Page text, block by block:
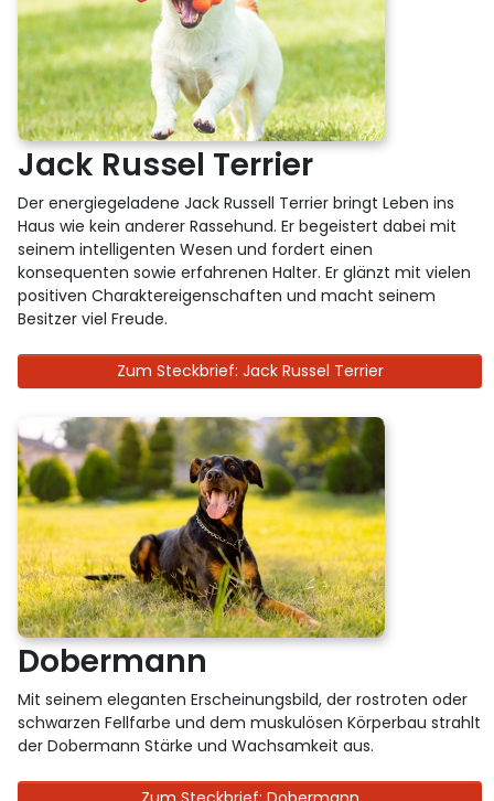
Jack Russel Terrier
Der energiegeladene Jack Russell Terrier bringt Leben ins
Haus wie kein anderer Rassehund. Er begeistert dabei mit
seinem intelligenten Wesen und fordert einen
konsequenten sowie erfahrenen Halter. Er glänzt mit vielen
positiven Charaktereigenschaften und macht seinem
Besitzer viel Freude.
Zum Steckbrief: Jack Russel Terrier
Dobermann
Mit seinem eleganten Erscheinungsbild, der rostroten oder
schwarzen Fellfarbe und dem muskulösen Körperbau strahlt
der Dobermann Stärke und Wachsamkeit aus.